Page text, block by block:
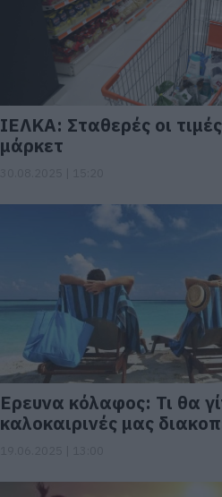
ΙΕΛΚΑ: Σταθερές οι
μάρκετ
Ερευνα κόλαφος: Τι θα
καλοκαιρινές μας